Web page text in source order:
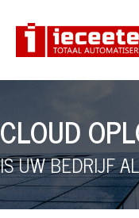
CLOUD
IS UW BEDRIJF